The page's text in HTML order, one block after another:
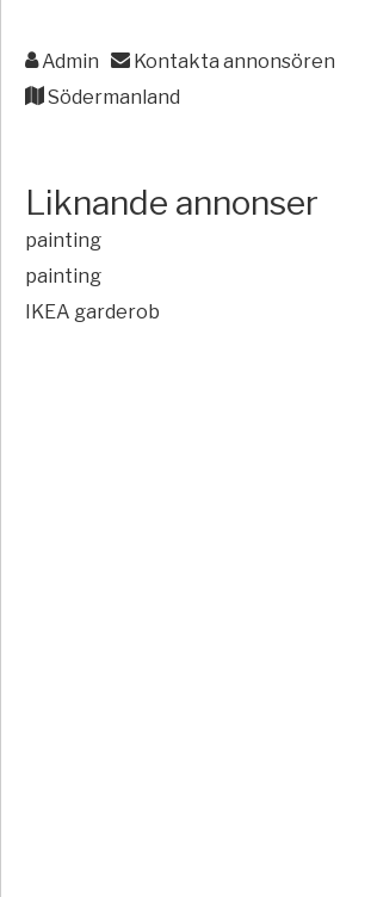
Admin
Kontakta annonsören
Södermanland
Liknande annonser
painting
painting
IKEA garderob